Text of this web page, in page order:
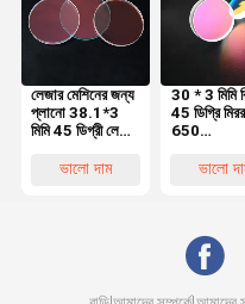
লেজার মেশিনের জন্য
প্লানো 38.1*3
মিমি 45 ডিগ্রী লেজার
1064nmHR
ভালো দাম
30 * 3 মিমি
45 ডিগ্রি
650
লেজারভালো